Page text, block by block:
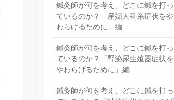
鍼灸師が何を考え、どこに鍼を打っ
ているのか？「産婦人科系症状をや
わらげるために」編
鍼灸師が何を考え、どこに鍼を打っ
ているのか？「腎泌尿生殖器症状を
やわらげるために」編
鍼灸師が何を考え、どこに鍼を打っ